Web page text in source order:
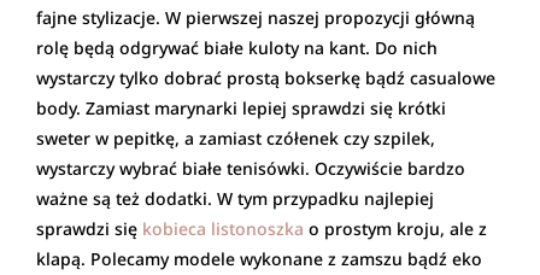
fajne stylizacje. W pierwszej naszej propozycji główną
rolę będą odgrywać białe kuloty na kant. Do nich
wystarczy tylko dobrać prostą bokserkę bądź casualowe
body. Zamiast marynarki lepiej sprawdzi się krótki
sweter w pepitkę, a zamiast czółenek czy szpilek,
wystarczy wybrać białe tenisówki. Oczywiście bardzo
ważne są też dodatki. W tym przypadku najlepiej
sprawdzi się kobieca listonoszka o prostym kroju, ale z
klapą. Polecamy modele wykonane z zamszu bądź eko